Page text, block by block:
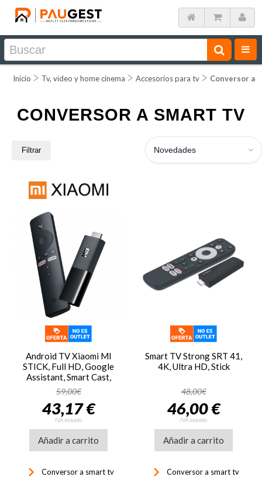
Inicio Tv, vídeo y home cinema Accesorios para tv Conversor a
CONVERSOR A SMART TV
Filtrar Novedades
Android TV Xiaomi MI
STICK, Full HD, Google
Assistant, Smart Cast,
negro
59,00€
43,17 €
IVA incluido
Añadir a carrito
keyboard_arrow_right Conversor a smart tv
Smart TV Strong SRT 41,
4K, Ultra HD, Stick
48,00€
46,00 €
IVA incluido
Añadir a carrito
keyboard_arrow_right Conversor a smart tv